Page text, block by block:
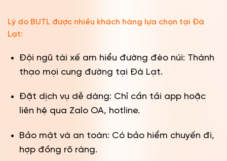
Lý do BUTL được nhiều khách hàng lựa chọn tại Đà
Lạt:
Đội ngũ tài xế am hiểu đường đèo núi: Thành
thạo mọi cung đường tại Đà Lạt.
Đặt dịch vụ dễ dàng: Chỉ cần tải app hoặc
liên hệ qua Zalo OA, hotline.
Bảo mật và an toàn: Có bảo hiểm chuyến đi,
hợp đồng rõ ràng.